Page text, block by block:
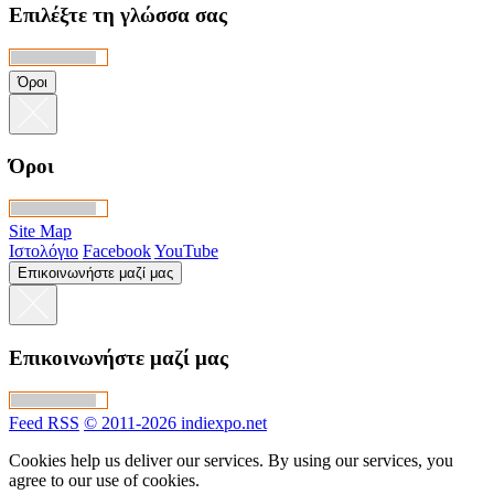
Επιλέξτε τη γλώσσα σας
Όροι
Όροι
Site Map
Ιστολόγιο FacebookYouTube
Επικοινωνήστε μαζί μας
Επικοινωνήστε μαζί μας
Feed RSS © 2011-2026 indiexpo.net
Cookies help us deliver our services. By using our services, you
agree to our use of cookies.